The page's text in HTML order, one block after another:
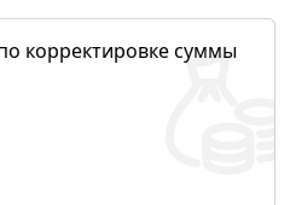
корректировке суммы